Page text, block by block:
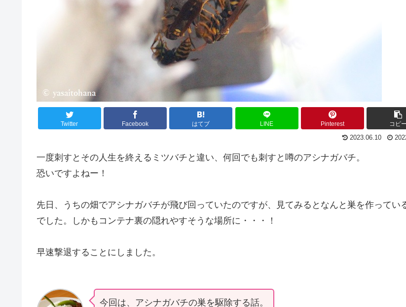
Twitter Facebook はてブ LINE Pinterest コピー
2023.06.10
一度刺すとその人生を終えるミツバチと違い、何回でも刺すと噂のアシナガバチ。
恐いですよねー！
先日、うちの畑でアシナガバチが飛び回っていたのですが、見てみるとなんと巣を作ってい
でした。しかもコンテナ裏の隠れやすそうな場所に・・・！
早速撃退することにしました。
今回は、アシナガバチの巣を駆除する話。